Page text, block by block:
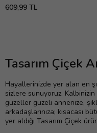
609,99 TL
Tasarım Çiçek
Hayallerinizde yer alan en
sizlere sunuyoruz.
güzeller güzeli annenize,
arkadaşlarınıza; kısacası
yer aldığı Tasarım Çiçek